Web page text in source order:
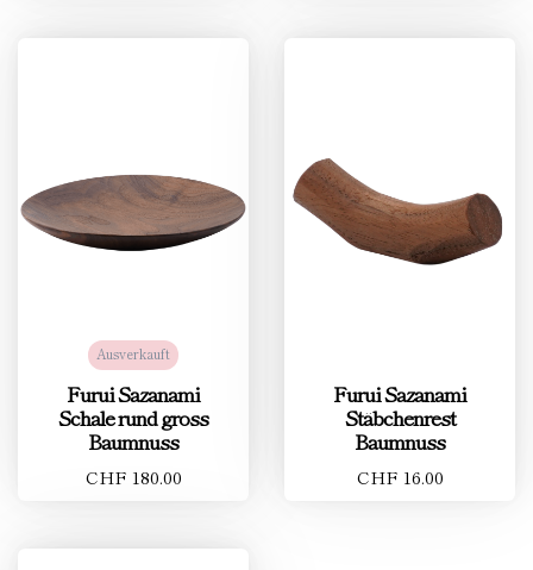
Ausverkauft
Furui Sazanami
Schale rund gross
Baumnuss
CHF 180.00
Furui Sazanami
Stäbchenrest
Baumnuss
CHF 16.00